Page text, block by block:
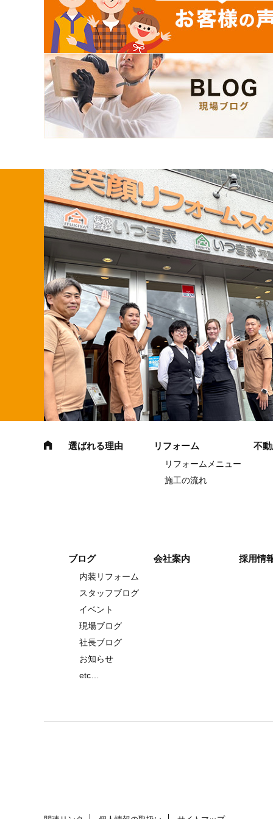
選ばれる理由 リフォーム
リフォームメニュー
施工の流れ
不
ブログ
内装リフォーム
スタッフブログ
イベント
現場ブログ
社長ブログ
お知らせ
etc…
会社案内 採用情